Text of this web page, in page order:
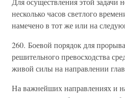
несколько часов светлого
намечено в тот же или на
260. Боевой порядок для
решительного превосходства
живой силы на направлении
На важнейших направлениях и